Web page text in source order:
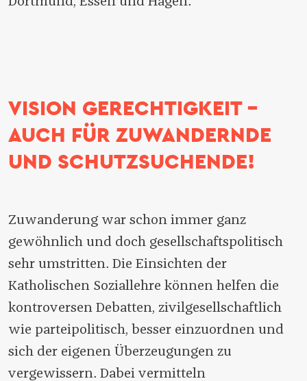
VISION GERECHTIGKEIT -
AUCH FÜR ZUWANDERNDE
UND SCHUTZSUCHENDE!
Zuwanderung war schon immer ganz
gewöhnlich und doch gesellschaftspolitisch
sehr umstritten. Die Einsichten der
Katholischen Soziallehre können helfen die
kontroversen Debatten, zivilgesellschaftlich
wie parteipolitisch, besser einzuordnen und
sich der eigenen Überzeugungen zu
vergewissern. Dabei vermitteln